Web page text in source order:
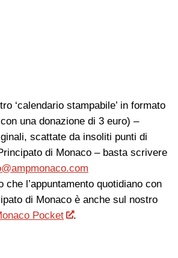
‘calendario stampabile’ in formato
una donazione di 3 euro) –
scattate da insoliti punti di
di Monaco – basta scrivere
che l’appuntamento quotidiano con
di Monaco è anche sul nostro
Pocket .